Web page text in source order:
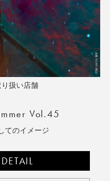
扱い店舗
Vol.45
てのイメージ